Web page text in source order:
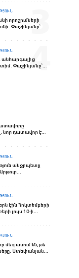
որոշումների
Փաշինյանը՝
անհարգալից
Փաշինյանը՝
նոր դատավոր է
անջրպետը
էին Հոկտեմբերի
լույս 10-ի
մեզ ասում են, թե
Ստեփանյանը